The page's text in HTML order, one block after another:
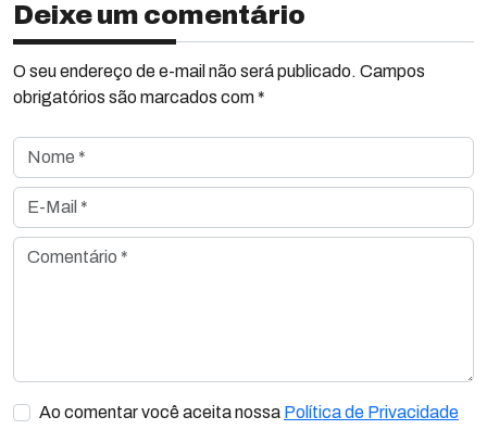
Deixe um comentário
O seu endereço de e-mail não será publicado. Campos
obrigatórios são marcados com *
Nome *
E-Mail *
Comentário *
Ao comentar você aceita nossa Política de Privacidade